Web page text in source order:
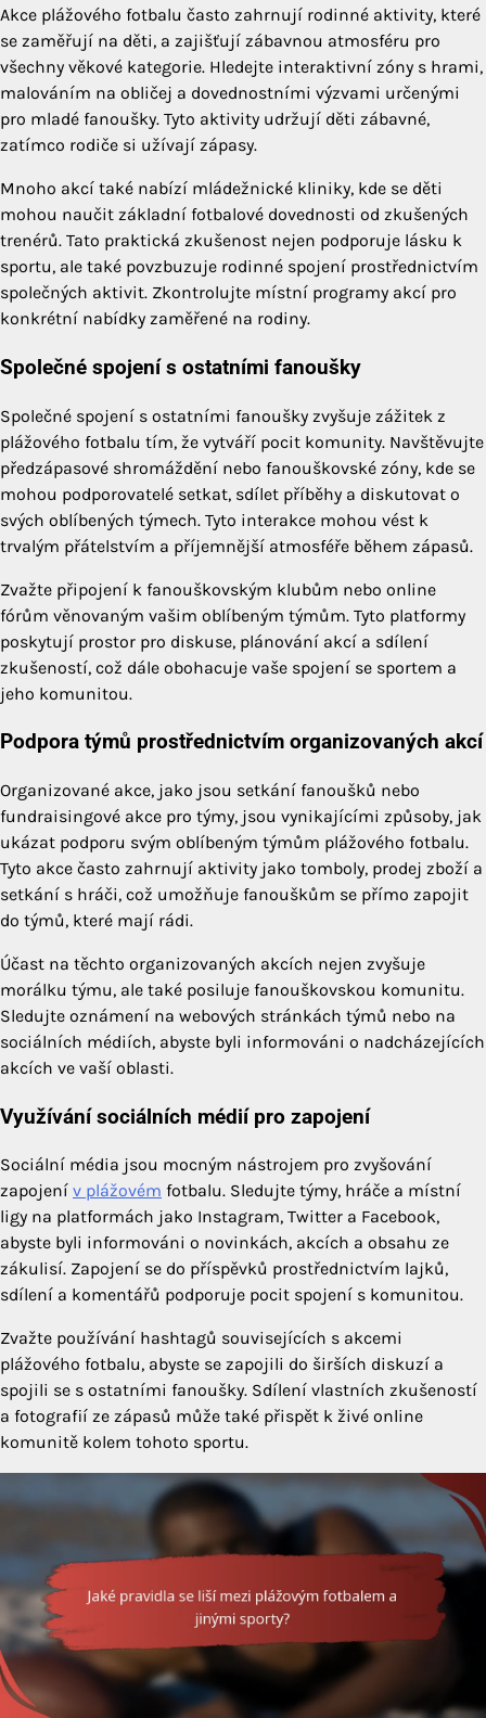
Akce plážového fotbalu často zahrnují rodinné aktivity, které
se zaměřují na děti, a zajišťují zábavnou atmosféru pro
všechny věkové kategorie. Hledejte interaktivní zóny s hrami,
malováním na obličej a dovednostními výzvami určenými
pro mladé fanoušky. Tyto aktivity udržují děti zábavné,
zatímco rodiče si užívají zápasy.
Mnoho akcí také nabízí mládežnické kliniky, kde se děti
mohou naučit základní fotbalové dovednosti od zkušených
trenérů. Tato praktická zkušenost nejen podporuje lásku k
sportu, ale také povzbuzuje rodinné spojení prostřednictvím
společných aktivit. Zkontrolujte místní programy akcí pro
konkrétní nabídky zaměřené na rodiny.
Společné spojení s ostatními fanoušky
Společné spojení s ostatními fanoušky zvyšuje zážitek z
plážového fotbalu tím, že vytváří pocit komunity. Navštěvujte
předzápasové shromáždění nebo fanouškovské zóny, kde se
mohou podporovatelé setkat, sdílet příběhy a diskutovat o
svých oblíbených týmech. Tyto interakce mohou vést k
trvalým přátelstvím a příjemnější atmosféře během zápasů.
Zvažte připojení k fanouškovským klubům nebo online
fórům věnovaným vašim oblíbeným týmům. Tyto platformy
poskytují prostor pro diskuse, plánování akcí a sdílení
zkušeností, což dále obohacuje vaše spojení se sportem a
jeho komunitou.
Podpora týmů prostřednictvím organizovaných akcí
Organizované akce, jako jsou setkání fanoušků nebo
fundraisingové akce pro týmy, jsou vynikajícími způsoby, jak
ukázat podporu svým oblíbeným týmům plážového fotbalu.
Tyto akce často zahrnují aktivity jako tomboly, prodej zboží a
setkání s hráči, což umožňuje fanouškům se přímo zapojit
do týmů, které mají rádi.
Účast na těchto organizovaných akcích nejen zvyšuje
morálku týmu, ale také posiluje fanouškovskou komunitu.
Sledujte oznámení na webových stránkách týmů nebo na
sociálních médiích, abyste byli informováni o nadcházejících
akcích ve vaší oblasti.
Využívání sociálních médií pro zapojení
Sociální média jsou mocným nástrojem pro zvyšování
zapojení v plážovém fotbalu. Sledujte týmy, hráče a místní
ligy na platformách jako Instagram, Twitter a Facebook,
abyste byli informováni o novinkách, akcích a obsahu ze
zákulisí. Zapojení se do příspěvků prostřednictvím lajků,
sdílení a komentářů podporuje pocit spojení s komunitou.
Zvažte používání hashtagů souvisejících s akcemi
plážového fotbalu, abyste se zapojili do širších diskuzí a
spojili se s ostatními fanoušky. Sdílení vlastních zkušeností
a fotografií ze zápasů může také přispět k živé online
komunitě kolem tohoto sportu.